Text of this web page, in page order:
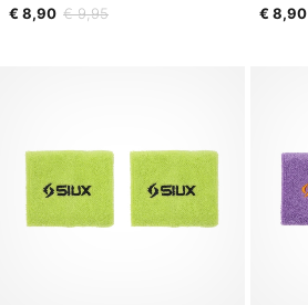
€ 8,90 € 9,95
€ 8,90